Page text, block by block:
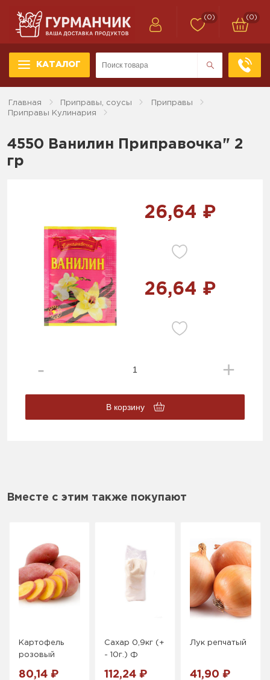
КАТАЛОГ
(0) (0)
Главная Приправы, соусы
Приправы
Приправы Кулинария
4550 Ванилин Приправочка" 2
гр
26,64 ₽
26,64 ₽
В корзину
Вместе с этим также покупают
Картофель
розовый
80,14 ₽
Сахар 0,9кг (+
- 10г.) Ф
112,24 ₽
Лук репчатый
41,90 ₽